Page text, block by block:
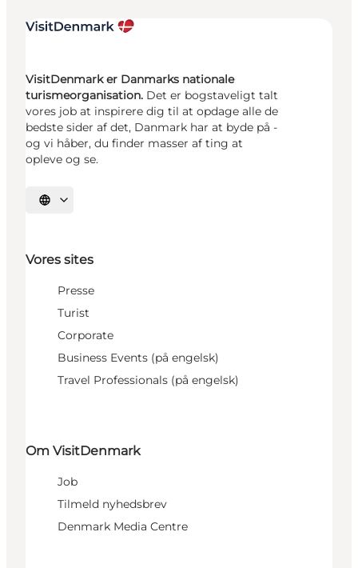
VisitDenmark er Danmarks nationale
turismeorganisation. Det er bogstaveligt talt
vores job at inspirere dig til at opdage alle de
bedste sider af det, Danmark har at byde på -
og vi håber, du finder masser af ting at
opleve og se.
Vælg sprog
Vores sites
Presse
Turist
Corporate
Business Events (på engelsk)
Travel Professionals (på engelsk)
Om VisitDenmark
Job
Tilmeld nyhedsbrev
Denmark Media Centre